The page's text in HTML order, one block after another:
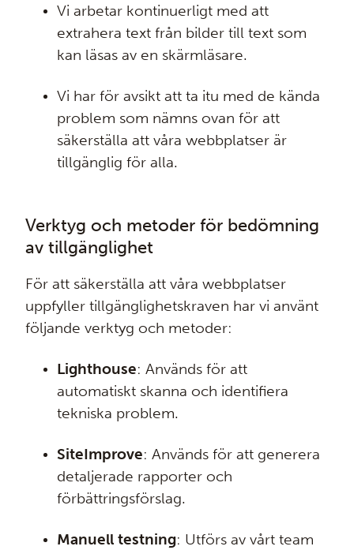
Vi arbetar kontinuerligt med att
extrahera text från bilder till text som
kan läsas av en skärmläsare.
Vi har för avsikt att ta itu med de kända
problem som nämns ovan för att
säkerställa att våra webbplatser är
tillgänglig för alla.
Verktyg och metoder för bedömning
av tillgänglighet
För att säkerställa att våra webbplatser
uppfyller tillgänglighetskraven har vi använt
följande verktyg och metoder:
Lighthouse: Används för att
automatiskt skanna och identifiera
tekniska problem.
SiteImprove: Används för att generera
detaljerade rapporter och
förbättringsförslag.
Manuell testning: Utförs av vårt team